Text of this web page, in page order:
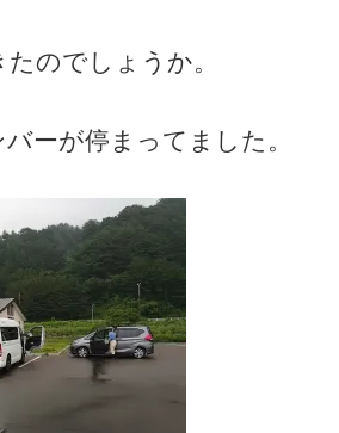
のでしょうか。
ーが停まってました。